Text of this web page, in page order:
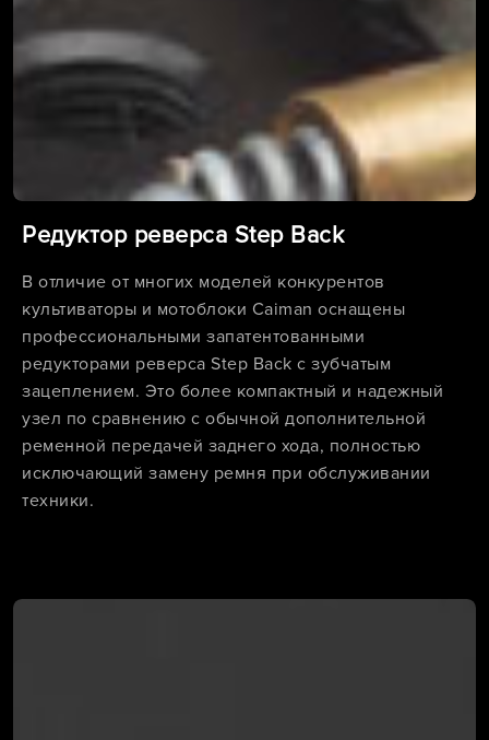
Редуктор реверса Step Back
В отличие от многих моделей конкурентов
культиваторы и мотоблоки Caiman оснащены
профессиональными запатентованными
редукторами реверса Step Back с зубчатым
зацеплением. Это более компактный и надежный
узел по сравнению с обычной дополнительной
ременной передачей заднего хода, полностью
исключающий замену ремня при обслуживании
техники.